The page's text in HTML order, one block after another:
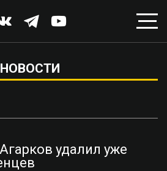
НОВОСТИ